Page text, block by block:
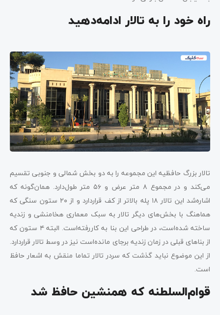
راه خود را به تالار ادامه‌دهید
تالار بزرگ حافظیه این مجموعه را به دو بخش شمالی و جنوبی تقسیم
می‌کند و در مجموع ۸ متر عرض و ۵۶ متر طول‌دارد. همان‌گونه که
اشاره‌شد این تالار ۱۸ پله بالاتر از کف قراردارد و از ۲۰ ستون سنگی که
هماهنگ با بخش‌های دیگر تالار به سبک معماری هخامنشی و زندیه
ساخته شده‌است، در طراحی این بنا به کاررفته‌است. البته ۴ ستون که
از بناهای قبلی در زمان زندیه برجای مانده‌است نیز در وسط تالار قراردارد.
از این موضوع نباید گذشت که سردر تالار تماما منقش به اشعار حافظ
است.
قوام‌السلطنه که همنشین حافظ شد